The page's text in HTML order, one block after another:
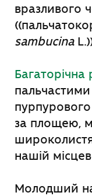
вразливого
sambucina
Багаторічна
пальчастими
за площею,
нашій
Молодший